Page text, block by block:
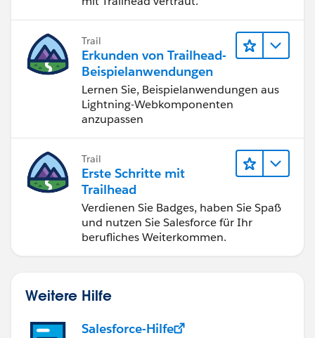
Trail
Erkunden von Trailhead-
Beispielanwendungen
Lernen Sie, Beispielanwendungen aus
Lightning-Webkomponenten
anzupassen
Trail
Erste Schritte mit
Trailhead
Verdienen Sie Badges, haben Sie Spaß
und nutzen Sie Salesforce für Ihr
berufliches Weiterkommen.
Weitere Hilfe
Salesforce-Hilfe